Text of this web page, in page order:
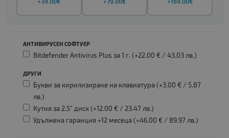
АНТИВИРУСЕН СОФТУЕР
Bitdefender Antivirus Plus за 1 г. (+22.00 € / 43.03 лв.)
ДРУГИ
Букви за кирилизиране на клавиатура (+3.00 € / 5.87
лв.)
Кутия за 2.5" диск (+12.00 € / 23.47 лв.)
Удължена гаранция +12 месеца (+46.00 € / 89.97 лв.)